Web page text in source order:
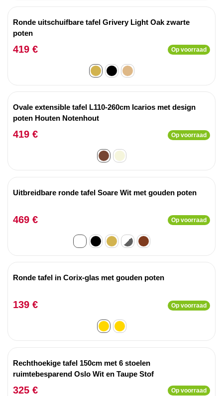
Ronde uitschuifbare tafel Grivery Light Oak zwarte
poten
419 € Op voorraad
Ovale extensible tafel L110-260cm Icarios met design
poten Houten Notenhout
419 € Op voorraad
Uitbreidbare ronde tafel Soare Wit met gouden poten
469 € Op voorraad
Ronde tafel in Corix-glas met gouden poten
139 € Op voorraad
Rechthoekige tafel 150cm met 6 stoelen
ruimtebesparend Oslo Wit en Taupe Stof
325 € Op voorraad